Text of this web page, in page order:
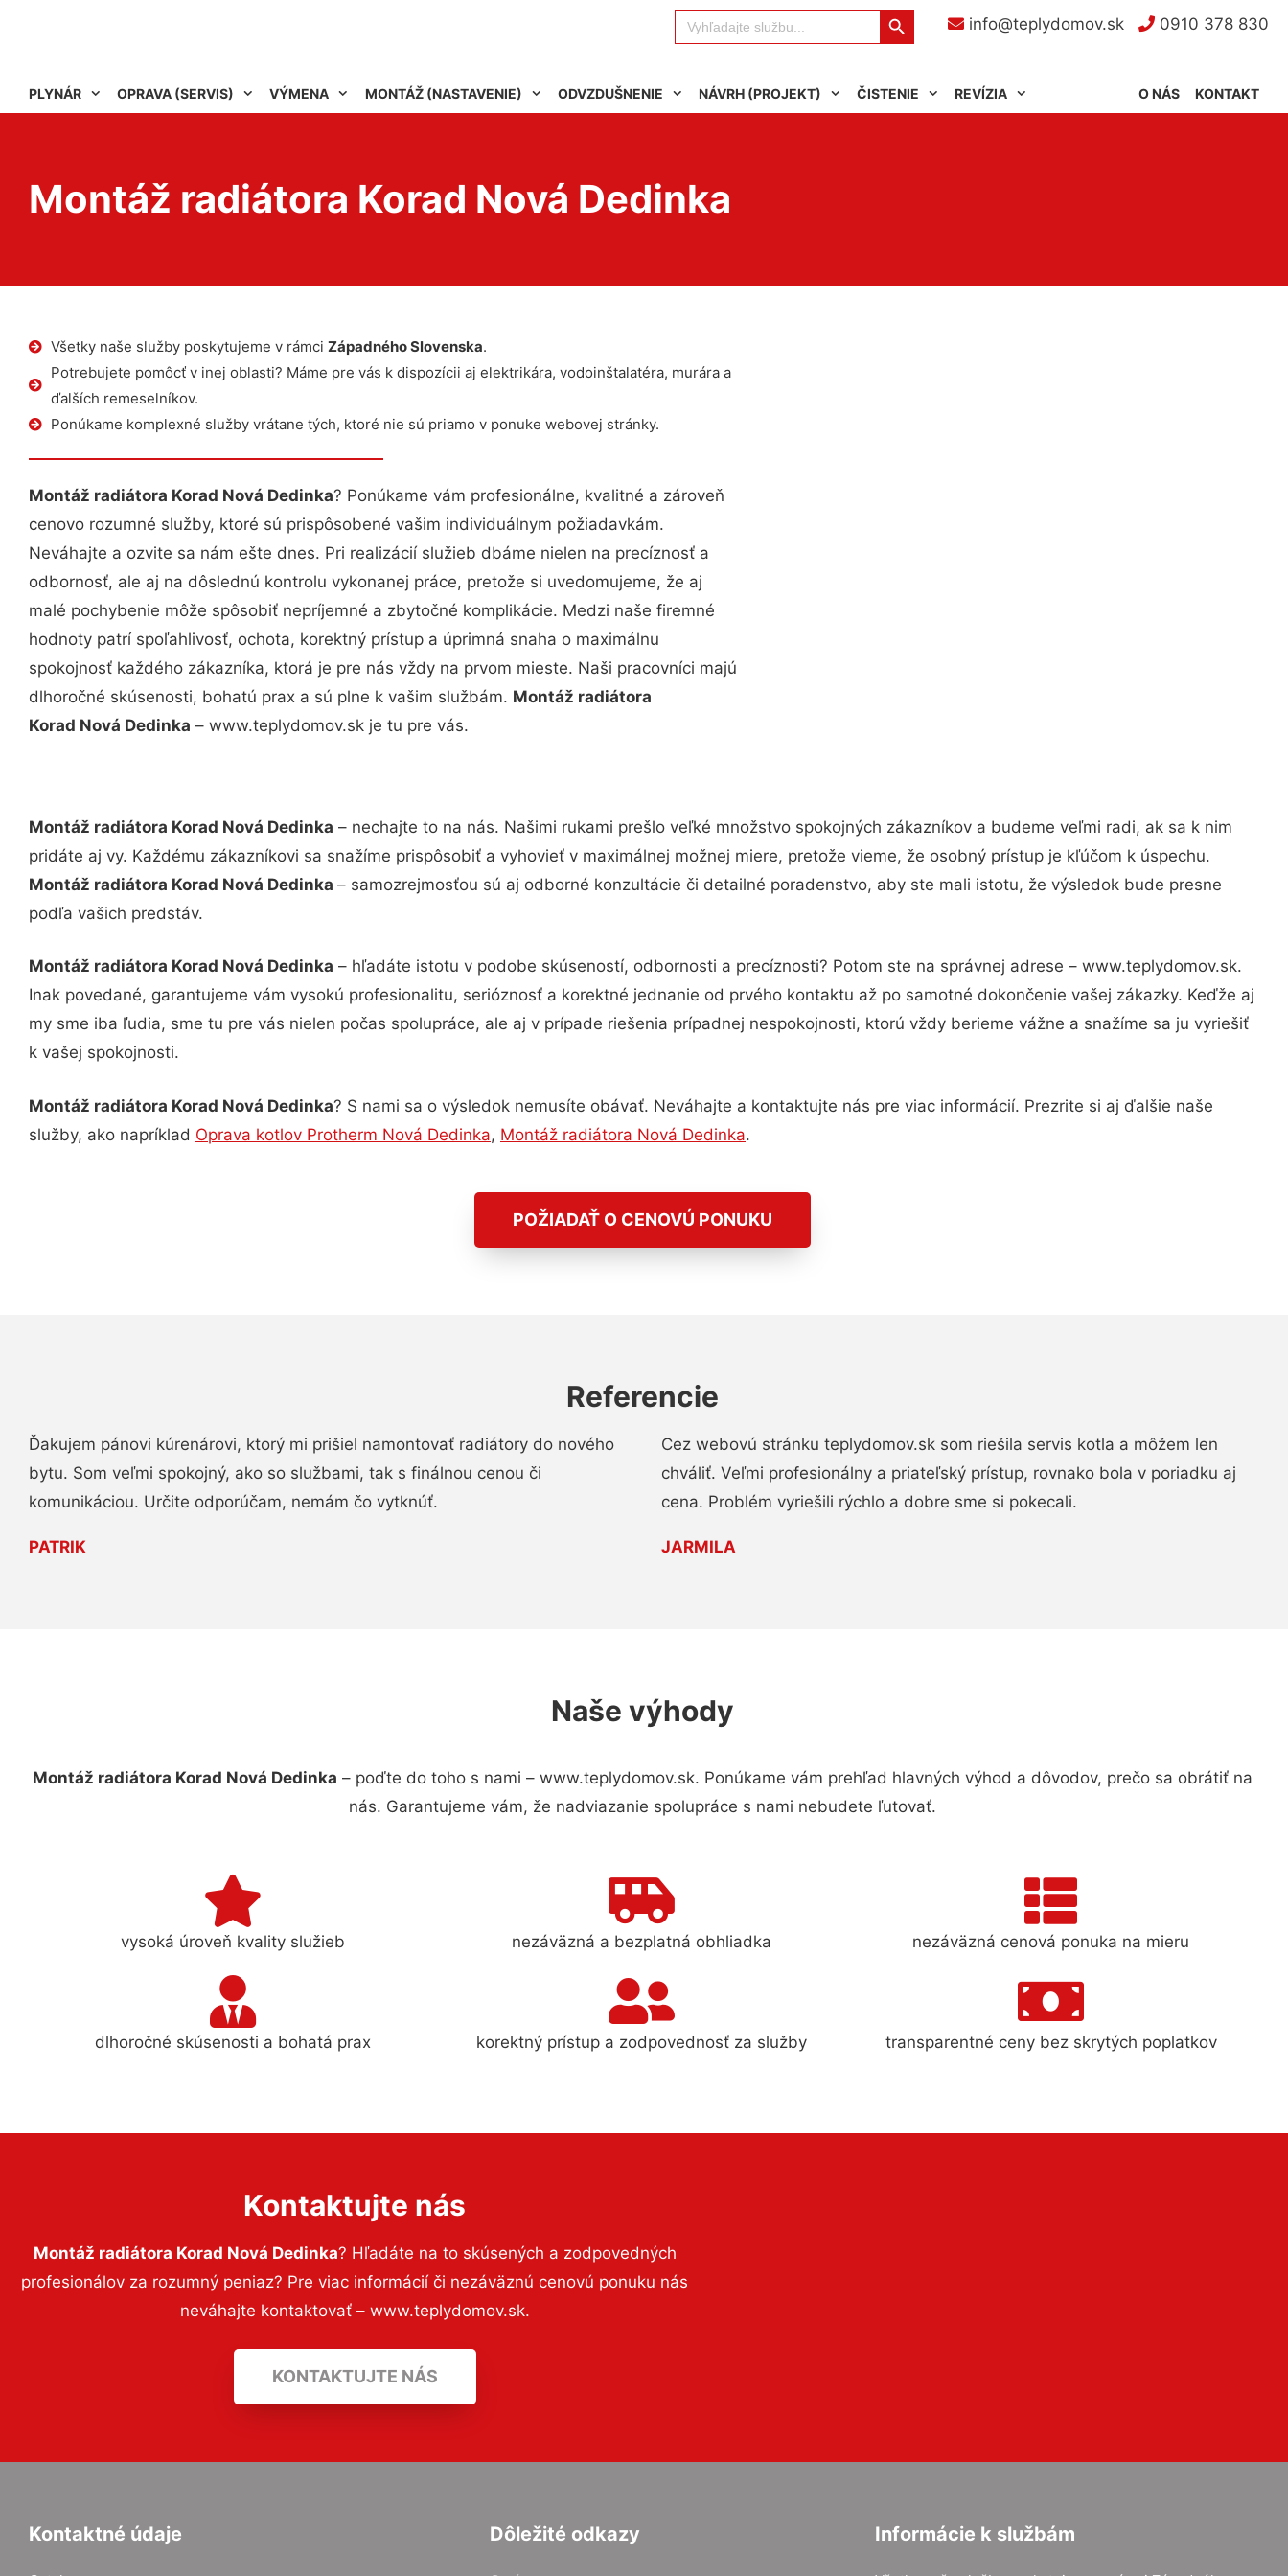
info@teplydomov.sk 0910 378 830
Search
for:
Search Button
PLYNÁR OPRAVA (SERVIS) VÝMENA MONTÁŽ (NASTAVENIE) ODVZDUŠNENIE NÁVRH (PROJEKT) ČISTENIE REVÍZIA KONTAKT
O NÁS
Montáž radiátora Korad Nová Dedinka
Všetky naše služby poskytujeme v rámci Západného Slovenska.
Potrebujete pomôcť v inej oblasti? Máme pre vás k dispozícii aj elektrikára, vodoinštalatéra, murára a
ďalších remeselníkov.
Ponúkame komplexné služby vrátane tých, ktoré nie sú priamo v ponuke webovej stránky.
Montáž radiátora Korad Nová Dedinka? Ponúkame vám profesionálne, kvalitné a zároveň
cenovo rozumné služby, ktoré sú prispôsobené vašim individuálnym požiadavkám.
Neváhajte a ozvite sa nám ešte dnes. Pri realizácií služieb dbáme nielen na precíznosť a
odbornosť, ale aj na dôslednú kontrolu vykonanej práce, pretože si uvedomujeme, že aj
malé pochybenie môže spôsobiť nepríjemné a zbytočné komplikácie. Medzi naše firemné
hodnoty patrí spoľahlivosť, ochota, korektný prístup a úprimná snaha o maximálnu
spokojnosť každého zákazníka, ktorá je pre nás vždy na prvom mieste. Naši pracovníci majú
dlhoročné skúsenosti, bohatú prax a sú plne k vašim službám. Montáž radiátora
Korad Nová Dedinka – www.teplydomov.sk je tu pre vás.
Montáž radiátora Korad Nová Dedinka – nechajte to na nás. Našimi rukami prešlo veľké množstvo spokojných zákazníkov a budeme veľmi radi, ak sa k nim
pridáte aj vy. Každému zákazníkovi sa snažíme prispôsobiť a vyhovieť v maximálnej možnej miere, pretože vieme, že osobný prístup je kľúčom k úspechu.
Montáž radiátora Korad Nová Dedinka – samozrejmosťou sú aj odborné konzultácie či detailné poradenstvo, aby ste mali istotu, že výsledok bude presne
podľa vašich predstáv.
Montáž radiátora Korad Nová Dedinka – hľadáte istotu v podobe skúseností, odbornosti a precíznosti? Potom ste na správnej adrese – www.teplydomov.sk.
Inak povedané, garantujeme vám vysokú profesionalitu, serióznosť a korektné jednanie od prvého kontaktu až po samotné dokončenie vašej zákazky. Keďže aj
my sme iba ľudia, sme tu pre vás nielen počas spolupráce, ale aj v prípade riešenia prípadnej nespokojnosti, ktorú vždy berieme vážne a snažíme sa ju vyriešiť
k vašej spokojnosti.
Montáž radiátora Korad Nová Dedinka? S nami sa o výsledok nemusíte obávať. Neváhajte a kontaktujte nás pre viac informácií. Prezrite si aj ďalšie naše
služby, ako napríklad Oprava kotlov Protherm Nová Dedinka, Montáž radiátora Nová Dedinka.
POŽIADAŤ O CENOVÚ PONUKU
Referencie
Ďakujem pánovi kúrenárovi, ktorý mi prišiel namontovať radiátory do nového
bytu. Som veľmi spokojný, ako so službami, tak s finálnou cenou či
komunikáciou. Určite odporúčam, nemám čo vytknúť.
PATRIK
Cez webovú stránku teplydomov.sk som riešila servis kotla a môžem len
chváliť. Veľmi profesionálny a priateľský prístup, rovnako bola v poriadku aj
cena. Problém vyriešili rýchlo a dobre sme si pokecali.
JARMILA
Naše výhody
Montáž radiátora Korad Nová Dedinka – poďte do toho s nami – www.teplydomov.sk. Ponúkame vám prehľad hlavných výhod a dôvodov, prečo sa obrátiť na
nás. Garantujeme vám, že nadviazanie spolupráce s nami nebudete ľutovať.
vysoká úroveň kvality služieb nezáväzná a bezplatná obhliadka nezáväzná cenová ponuka na mieru
dlhoročné skúsenosti a bohatá prax korektný prístup a zodpovednosť za služby transparentné ceny bez skrytých poplatkov
Kontaktujte nás
Montáž radiátora Korad Nová Dedinka? Hľadáte na to skúsených a zodpovedných
profesionálov za rozumný peniaz? Pre viac informácií či nezáväznú cenovú ponuku nás
neváhajte kontaktovať – www.teplydomov.sk.
KONTAKTUJTE NÁS
Kontaktné údaje Dôležité odkazy Informácie k službám